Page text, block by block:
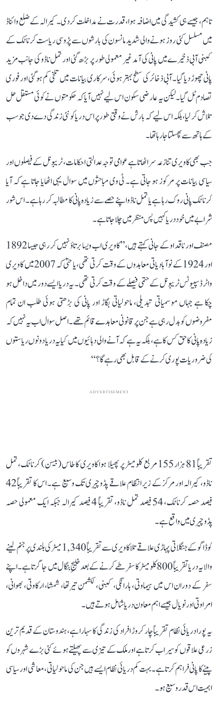
تاہم، جیسے ہی کشیدگی میں اضافہ ہوا، قدرت نے مداخلت کر دی۔ کیرالہ کے ضلع وائناڈ
میں مسلسل کئی روز ہونے والی شدید مانسون کی بارشوں سے پڑوسی ریاست کرناٹک کے
کبنی آبی ذخیرے میں پانی کی آمد غیر معمولی طور پر بڑھ گئی اور تمل ناڈو کی جانب مزید
پانی چھوڑ دیا گیا۔ آبی ذخائر کی سطح بہتر ہوئی، سرکاری بیانات میں تلخی کم ہو گئی اور فوری
تصادم ٹل گیا۔ لیکن یہ عارضی سکون اس لیے نہیں آیا کہ حکومتوں نے کوئی مستقل حل
تلاش کر لیا، بلکہ اس لیے کہ بارش نے وقتی طور پر اس دریا کو نئی زندگی دے دی جو سب
کے ہاتھ سے پھسلتا جا رہا تھا۔
جب بھی کاویری تنازعہ سر اٹھاتا ہے عوامی توجہ عدالتی احکامات، ٹریبونل کے فیصلوں اور
سیاسی بیانات پر مرکوز ہو جاتی ہے۔ ٹی وی مباحثوں میں سوال یہی اٹھایا جاتا ہے کہ آیا
کرناٹک پانی روک رہا ہے یا تمل ناڈو اپنے حصے سے زیادہ پانی کا مطالبہ کر رہا ہے۔ اس شور
شرابے میں خود دریا کہیں پس منظر میں چلا جاتا ہے۔
مصنف اور ناقد او کے جانی کہتے ہیں، ’’کاویری اب ویسا برتاؤ نہیں کر رہی جیسا 1892
اور 1924 کے نوآبادیاتی معاہدوں کے وقت کرتی تھی، یا حتیٰ کہ 2007 میں کاویری
واٹر ڈسپیوٹس ٹریبونل کے حتمی فیصلے کے وقت کرتی تھی۔ یہ دریا ایسے دور میں داخل ہو
چکا ہے جہاں موسمیاتی تبدیلی، ماحولیاتی بگاڑ اور پانی کی بڑھتی ہوئی طلب ان تمام
مفروضوں کو بدل رہی ہے جن پر قانونی معاہدے قائم تھے۔ اصل سوال اب یہ نہیں کہ
زیادہ پانی کا حق کس کا ہے، بلکہ یہ ہے کہ آنے والی دہائیوں میں کیا یہ دریا دونوں ریاستوں
کی ضروریات پوری کرنے کے قابل بھی رہے گا؟‘‘
ADVERTISEMENT
تقریباً 81 ہزار 155 مربع کلومیٹر پر پھیلا ہوا کاویری کا طاس (بیسن) کرناٹک، تمل
ناڈو، کیرالہ اور مرکز کے زیر انتظام علاقے پڈوچیری تک وسیع ہے۔ اس کا تقریباً 42
فیصد حصہ کرناٹک، 54 فیصد تمل ناڈو، تقریباً 4 فیصد کیرالہ جبکہ ایک معمولی حصہ
پڈوچیری میں واقع ہے۔
کوڈاگو کے جنگلاتی پہاڑی علاقے تلاکاویری سے تقریباً 1,340 میٹر کی بلندی پر جنم لینے
والا یہ دریا تقریباً 800 کلومیٹر کا سفر طے کرنے کے بعد خلیجِ بنگال میں جا گرتا ہے۔ اپنے
سفر کے دوران اس میں ہیماوتی، ہارانگی، کبنی، لکشمن تیرتھا، شمشا، ارکاوتی، بھوانی،
امراوتی اور نویال جیسے اہم معاون دریا شامل ہوتے ہیں۔
یہ پورا دریائی نظام تقریباً چار کروڑ افراد کی زندگی کا سہارا ہے، ہندوستان کے قدیم ترین
زرعی علاقوں کو سیراب کرتا ہے اور ملک کے تیزی سے پھیلتے ہوئے کئی بڑے شہروں کو
پینے کا پانی فراہم کرتا ہے۔ بہت کم دریائی نظام ایسے ہیں جن کی ماحولیاتی، معاشی اور سیاسی
اہمیت اس قدر وسیع ہو۔